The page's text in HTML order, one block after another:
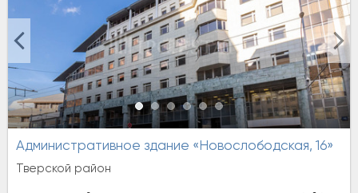
Административное здание «Новослободская, 16»
Тверской район